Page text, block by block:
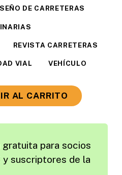
DE CARRETERAS
REVISTA CARRETERAS
VIAL VEHÍCULO
AL CARRITO
gratuita para socios
y suscriptores de la